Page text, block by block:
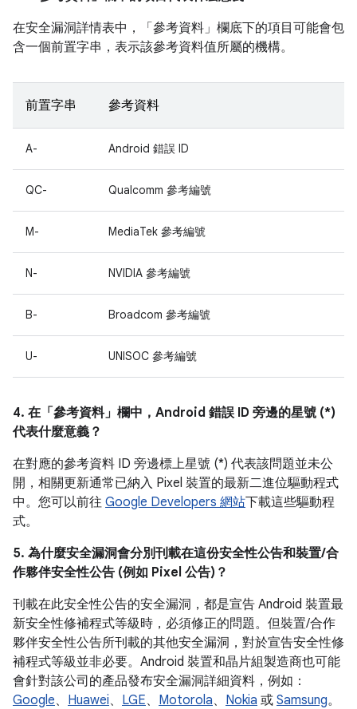
在安全漏洞詳情表中，「參考資料」 欄底下的項目可能會包
含一個前置字串，表示該參考資料值所屬的機構。
前置字串 參考資料
A- Android 錯誤 ID
QC- Qualcomm 參考編號
M- MediaTek 參考編號
N- NVIDIA 參考編號
B- Broadcom 參考編號
U- UNISOC 參考編號
4. 在「參考資料」 欄中，Android 錯誤 ID 旁邊的星號 (*)
代表什麼意義？
在對應的參考資料 ID 旁邊標上星號 (*) 代表該問題並未公
開，相關更新通常已納入 Pixel 裝置的最新二進位驅動程式
中。您可以前往 Google Developers 網站下載這些驅動程
式。
5. 為什麼安全漏洞會分別刊載在這份安全性公告和裝置/合
作夥伴安全性公告 (例如 Pixel 公告)？
刊載在此安全性公告的安全漏洞，都是宣告 Android 裝置最
新安全性修補程式等級時，必須修正的問題。但裝置/合作
夥伴安全性公告所刊載的其他安全漏洞，對於宣告安全性修
補程式等級並非必要。Android 裝置和晶片組製造商也可能
會針對該公司的產品發布安全漏洞詳細資料，例如：
Google、 Huawei、 LGE、 Motorola、 Nokia 或 Samsung。